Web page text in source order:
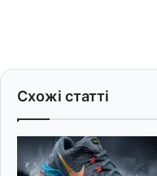
Схожі статті